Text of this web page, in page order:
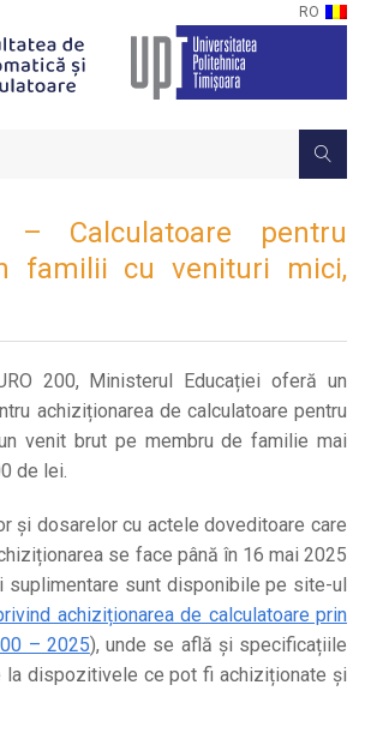
RO
– Calculatoare pentru
familii cu venituri mici,
200, Ministerul Educației oferă un
achiziționarea de calculatoare pentru
venit brut pe membru de familie mai
de lei.
și dosarelor cu actele doveditoare care
se face până în 16 mai 2025
suplimentare sunt disponibile pe site-ul
achiziționarea de calculatoare prin
– 2025), unde se află și specificațiile
la dispozitivele ce pot fi achiziționate și